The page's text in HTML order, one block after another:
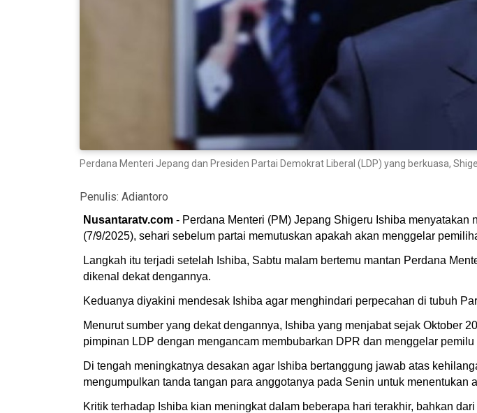
Perdana Menteri Jepang dan Presiden Partai Demokrat Liberal (LDP) yang berkuasa,
Penulis: Adiantoro
Nusantaratv.com - Perdana Menteri (PM) Jepang Shigeru Ishiba
(7/9/2025), sehari sebelum partai memutuskan apakah akan menggelar
Langkah itu terjadi setelah Ishiba, Sabtu malam bertemu mantan Perdana
dikenal dekat dengannya.
Keduanya diyakini mendesak Ishiba agar menghindari perpecahan di tubuh
Menurut sumber yang dekat dengannya, Ishiba yang menjabat sejak Oktober
pimpinan LDP dengan mengancam membubarkan DPR dan menggelar
Di tengah meningkatnya desakan agar Ishiba bertanggung jawab atas
mengumpulkan tanda tangan para anggotanya pada Senin untuk
Kritik terhadap Ishiba kian meningkat dalam beberapa hari terakhir, bahkan